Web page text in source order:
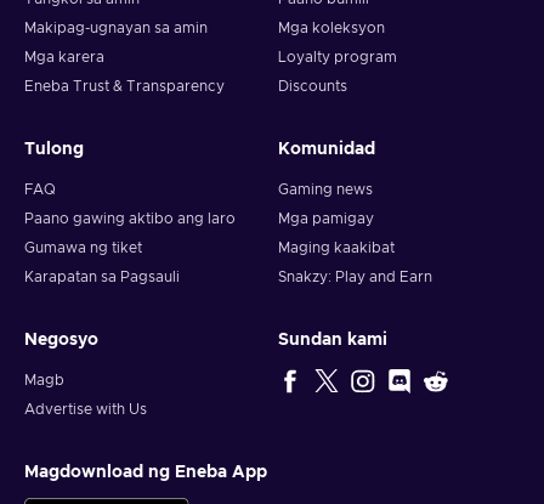
Makipag-ugnayan sa amin
Mga karera
Eneba Trust & Transparency
Mga koleksyon
Loyalty program
Discounts
Tulong
FAQ
Paano gawing aktibo ang laro
Gumawa ng tiket
Karapatan sa Pagsauli
Komunidad
Gaming news
Mga pamigay
Maging kaakibat
Snakzy: Play and Earn
Negosyo
Magb
Advertise with Us
Sundan kami
Magdownload ng Eneba App